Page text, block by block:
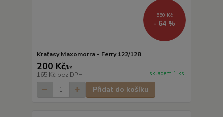
550 Kč
- 64 %
Kraťasy Maxomorra - Ferry 122/128
200 Kč/ks
165 Kč bez DPH skladem 1 ks
Přidat do košíku